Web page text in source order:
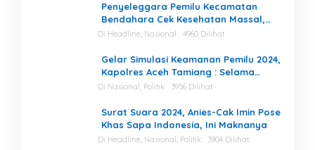
Penyeleggara Pemilu Kecamatan
Bendahara Cek Kesehatan Massal,
Ketua KIP Aceh Tamiang Beri Apresiasi
Di Headline, Nasional 4960 Dilihat
Gelar Simulasi Keamanan Pemilu 2024,
Kapolres Aceh Tamiang : Selama
Proses, Kami Siap dan Mampu
Di Nasional, Politik 3956 Dilihat
Surat Suara 2024, Anies-Cak Imin Pose
Khas Sapa Indonesia, Ini Maknanya
Di Headline, Nasional, Politik 3904 Dilihat